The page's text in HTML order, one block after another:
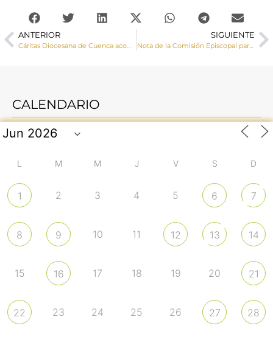
ANTERIOR
Cáritas Diocesana de Cuenca acompañó a más de 3.000 personas el pasado año con una inversión de dos millones y medio de euro
SIGUIENTE
Nota de la Comisión Episcopal para la Educación y Cultura
CALENDARIO
L M M J V S D
1 2 3 4 5 6 7
8 9 10 11 12 13 14
15 16 17 18 19 20 21
22 23 24 25 26 27 28